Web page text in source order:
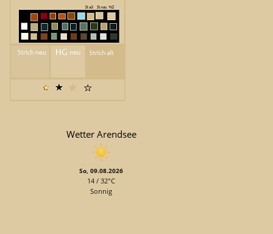
Wetter Arendsee
So, 09.08.2026
14 / 32°C
Sonnig